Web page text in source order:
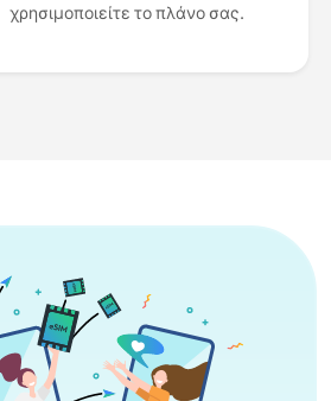
χρησιμοποιείτε το πλάνο σας.